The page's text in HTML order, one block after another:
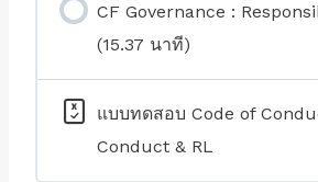
CF Governance :
(15.37 นาที)
แบบทดสอบ Code of
Conduct & RL